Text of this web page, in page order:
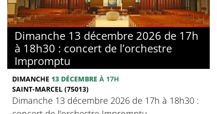
Dimanche 13 décembre 2026 de 17h
à 18h30 : concert de l’orchestre
Impromptu
DIMANCHE 13 DÉCEMBRE À 17H
SAINT-MARCEL (75013)
Dimanche 13 décembre 2026 de 17h à 18h30 :